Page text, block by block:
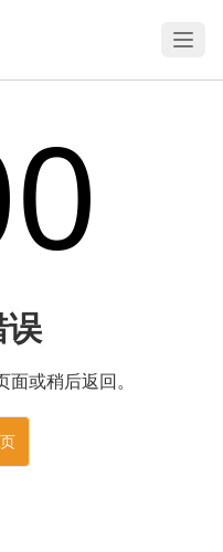
误
或稍后返回。